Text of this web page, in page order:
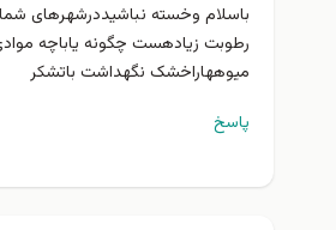
باسلام وخسته نباشیددرشهرهای
رطوبت زیادهست چگونه یاباچه
میوههاراخشک نگهداشت باتشکر
پاسخ